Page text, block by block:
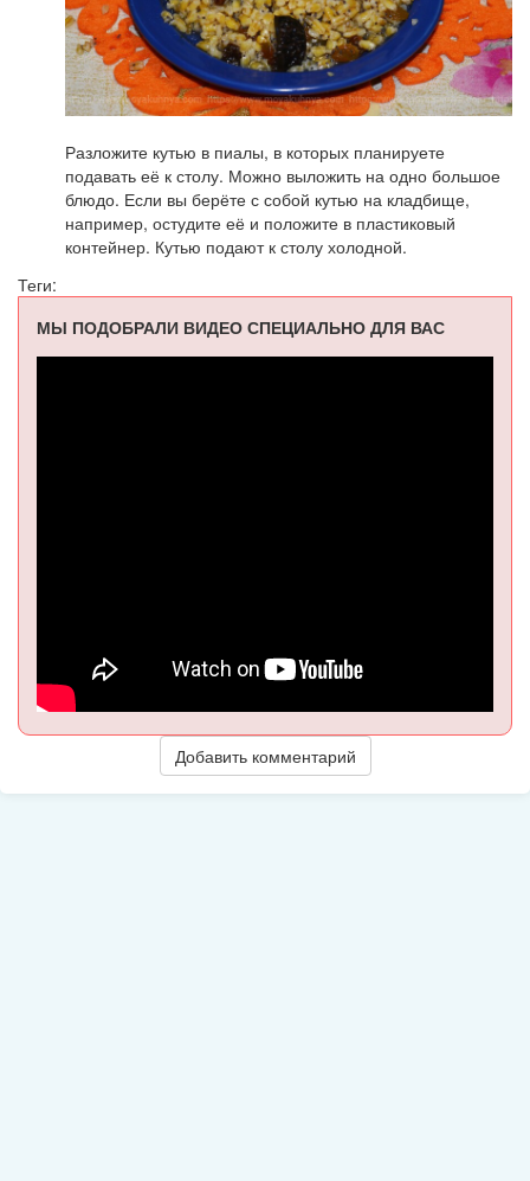
Разложите кутью в пиалы, в которых планируете
подавать её к столу. Можно выложить на одно большое
блюдо. Если вы берёте с собой кутью на кладбище,
например, остудите её и положите в пластиковый
контейнер. Кутью подают к столу холодной.
Теги:
МЫ ПОДОБРАЛИ ВИДЕО СПЕЦИАЛЬНО ДЛЯ ВАС
Добавить комментарий